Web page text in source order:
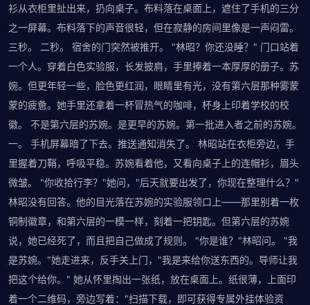
衫从衣柜里扯出来，扔向桌子。布料落在桌面上，遮住了手机的三分
之一屏幕。布料落下的声音很轻，但在寂静的房间里像是一声闷雷。
三秒。 二秒。 宿舍的门突然被推开。 "林昭？你还没睡？" 门口站着
一个人。穿着白色实验服，长发披肩，手里捧着一本厚厚的册子。苏
婉。但更年轻一些，脸色更红润，眼睛里有光，没有第六层那种雾蒙
蒙的疲惫。她手里还拿着一杯冒热气的咖啡，杯身上印着学校的校
徽。 不是第六层的苏婉。是更早的苏婉。第一批进入者之前的苏婉。
一。 手机屏幕暗了下去。推送通知消失了。 林昭站在衣柜旁边，手
里握着刀鞘，呼吸平稳。苏婉看着他，又看向桌子上的连帽衫，眉头
微皱。 "你收拾行李？"她问，"后天就要出发了，你现在整理什么？"
林昭没有回答。他的目光落在苏婉的实验服领口上——那里别着一枚
铜制徽章，和第六层的一模一样，刻着一把钥匙。但第六层的苏婉
说，她已经死了，而且把自己做成了规则。 "你是谁？"林昭问。 "我
是苏婉。"她走进来，反手关上门，"我是来给你送东西的。导师让我
把这个给你。" 她从怀里掏出一张纸，放在桌面上。纸很薄，上面印
着一个二维码，旁边写着："扫描下载，即可获得专属外挂体验资